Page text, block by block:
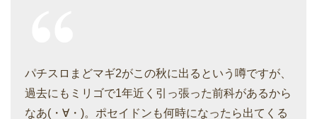
パチスロまどマギ2がこの秋に出るという噂ですが、
過去にもミリゴで1年近く引っ張った前科があるから
なあ(・∀・)。ポセイドンも何時になったら出てくる